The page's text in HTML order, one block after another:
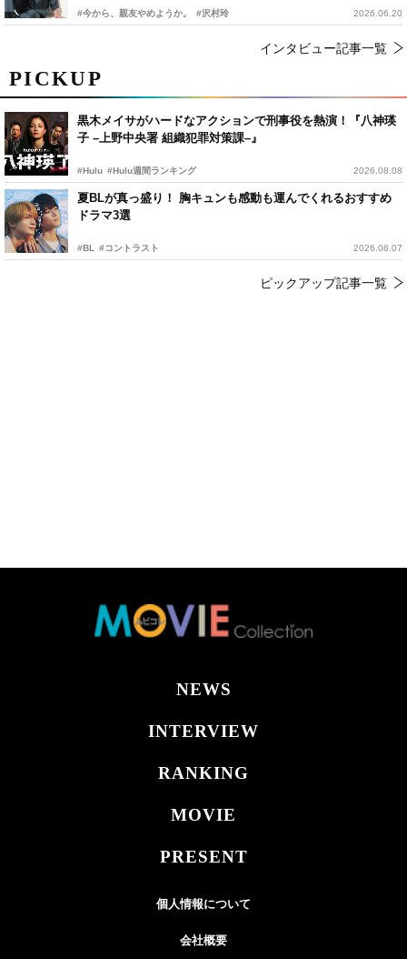
PICKUP
黒木メイサがハードなアクションで刑事役を熱演！『八神瑛
子 –上野中央署 組織犯罪対策課–』
#Hulu #Hulu週間ランキング 2026.08.08
夏BLが真っ盛り！ 胸キュンも感動も運んでくれるおすすめ
ドラマ3選
#BL #コントラスト 2026.08.07
ピックアップ記事一覧
#今から、親友やめようか。 #沢村玲 2026.06.20
インタビュー記事一覧
NEWS
INTERVIEW
RANKING
MOVIE
PRESENT
個人情報について
会社概要